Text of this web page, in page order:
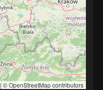
|© OpenStreetMap contributors